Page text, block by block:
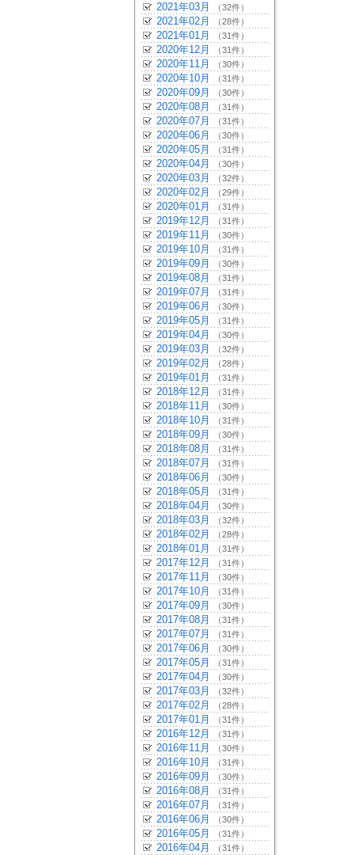
2021年03月 （32件）
2021年02月 （28件）
2021年01月 （31件）
2020年12月 （31件）
2020年11月 （30件）
2020年10月 （31件）
2020年09月 （30件）
2020年08月 （31件）
2020年07月 （31件）
2020年06月 （30件）
2020年05月 （31件）
2020年04月 （30件）
2020年03月 （32件）
2020年02月 （29件）
2020年01月 （31件）
2019年12月 （31件）
2019年11月 （30件）
2019年10月 （31件）
2019年09月 （30件）
2019年08月 （31件）
2019年07月 （31件）
2019年06月 （30件）
2019年05月 （31件）
2019年04月 （30件）
2019年03月 （32件）
2019年02月 （28件）
2019年01月 （31件）
2018年12月 （31件）
2018年11月 （30件）
2018年10月 （31件）
2018年09月 （30件）
2018年08月 （31件）
2018年07月 （31件）
2018年06月 （30件）
2018年05月 （31件）
2018年04月 （30件）
2018年03月 （32件）
2018年02月 （28件）
2018年01月 （31件）
2017年12月 （31件）
2017年11月 （30件）
2017年10月 （31件）
2017年09月 （30件）
2017年08月 （31件）
2017年07月 （31件）
2017年06月 （30件）
2017年05月 （31件）
2017年04月 （30件）
2017年03月 （32件）
2017年02月 （28件）
2017年01月 （31件）
2016年12月 （31件）
2016年11月 （30件）
2016年10月 （31件）
2016年09月 （30件）
2016年08月 （31件）
2016年07月 （31件）
2016年06月 （30件）
2016年05月 （31件）
2016年04月 （31件）